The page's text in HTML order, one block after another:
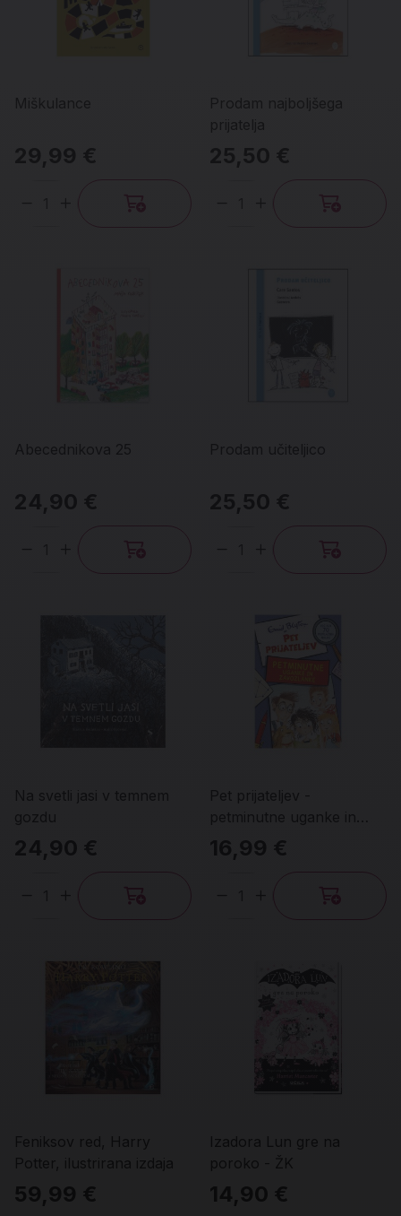
Miškulance
29,99 €
Količina
Prodam najboljšega
prijatelja
25,50 €
Količina
Abecednikova 25
24,90 €
Količina
Prodam učiteljico
25,50 €
Količina
Na svetli jasi v temnem
gozdu
24,90 €
Količina
Pet prijateljev -
petminutne uganke in
zavozlanke
16,99 €
Feniksov red, Harry
Potter, ilustrirana izdaja
59,99 €
Izadora Lun gre na
poroko - ŽK
14,90 €